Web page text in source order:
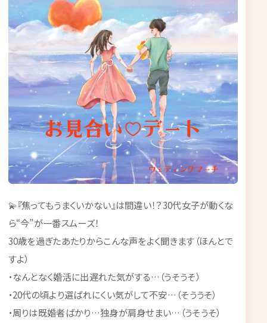
💫『焦ってもうまくいかない』は間違い！？30代女子が動くな
ら“今”が一番スムーズ！
30歳を過ぎたあたりからこんな声をよく聞きます（ほんとで
すよ）
・なんとなく婚活に出遅れた気がする…（うそうそ）
・20代の頃より選ばれにくい気がして不安…（そううそ）
・周りは既婚者ばかり…独身が肩身せまい…（うそうそ）